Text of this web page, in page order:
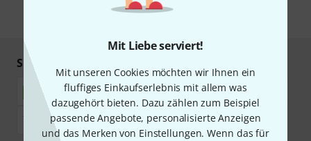
Mit Liebe serviert!
Mit unseren Cookies möchten wir Ihnen ein
fluffiges Einkaufserlebnis mit allem was
dazugehört bieten. Dazu zählen zum Beispiel
passende Angebote, personalisierte Anzeigen
und das Merken von Einstellungen. Wenn das für
* Pflichtfeld
Sicher einkaufen & bezahlen